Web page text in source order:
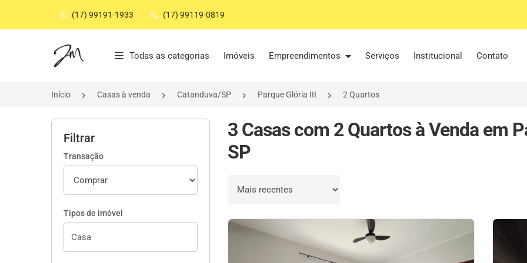
(17) 99191-1933 (17) 99119-0819
Página inicial
Todas as categorias Imóveis Empreendimentos Serviços Institucional Contato
Início Casas à venda Catanduva/SP Parque Glória III 2 Quartos
Filtrar
Transação
Tipos de imóvel
3 Casas com 2 Quartos à Venda em
SP
Ordenar por